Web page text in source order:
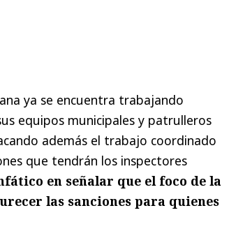
ya se encuentra trabajando
equipos municipales y patrulleros
además el trabajo coordinado
que tendrán los inspectores
en señalar que el foco de la
las sanciones para quienes